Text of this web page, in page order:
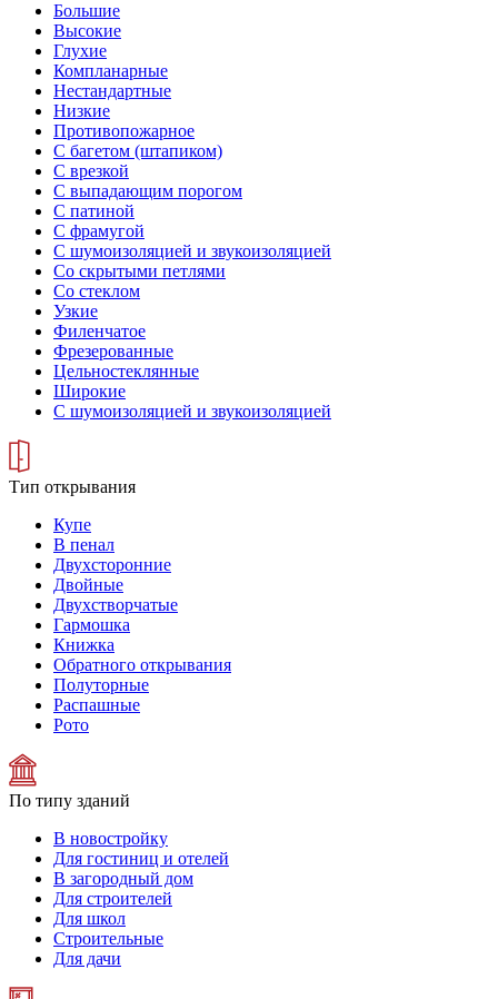
Большие
Высокие
Глухие
Компланарные
Нестандартные
Низкие
Противопожарное
С багетом (штапиком)
С врезкой
С выпадающим порогом
С патиной
С фрамугой
С шумоизоляцией и звукоизоляцией
Со скрытыми петлями
Со стеклом
Узкие
Филенчатое
Фрезерованные
Цельностеклянные
Широкие
С шумоизоляцией и звукоизоляцией
Тип открывания
Купе
В пенал
Двухсторонние
Двойные
Двухстворчатые
Гармошка
Книжка
Обратного открывания
Полуторные
Распашные
Рото
По типу зданий
В новостройку
Для гостиниц и отелей
В загородный дом
Для строителей
Для школ
Строительные
Для дачи